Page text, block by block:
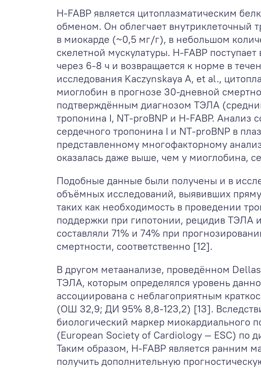
H-FABP является цитоплазматическим
обменом. Он облегчает внутриклеточный
в миокарде (~0,5 мг/г), в небольшом
скелетной мускулатуры. H-FABP
через 6-8 ч и возвращается к норме в
исследования Kaczynskaya A, et al.,
миоглобин в прогнозе 30-дневной
подтверждённым диагнозом ТЭЛА
тропонина I, NT-proBNP и H-FABP. Анализ
сердечного тропонина I и NT-proBNP в
представленному многофакторному
оказалась даже выше, чем у миоглобина,
Подобные данные были получены и в
объёмных исследований, выявивших
таких как необходимость в проведении
поддержки при гипотонии, рецидив ТЭЛА
составляли 71% и 74% при
смертности, соответственно [12].
В другом метаанализе, проведённом
ТЭЛА, которым определялся уровень
ассоциирована с неблагоприятным
(ОШ 32,9; ДИ 95% 8,8-123,2) [13].
биологический маркер миокардиального
(European Society of Cardiology — ESC) по
Таким образом, H-FABP является ранним
получить дополнительную